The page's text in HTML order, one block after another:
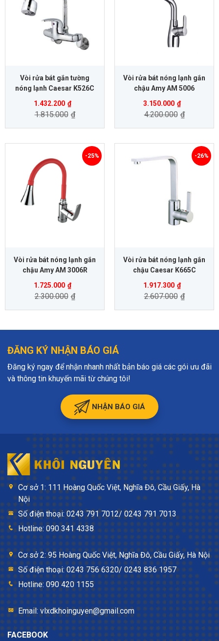
Vòi rửa bát gắn tường
nóng lạnh Caesar K526C
1.432.200 ₫
1.815.000 ₫
Vòi rửa bát nóng lạnh gắn
chậu Amy AM 5006
3.150.000 ₫
4.200.000 ₫
Vòi rửa bát nóng lạnh gắn
chậu Amy AM 3006R
1.725.000 ₫
2.300.000 ₫
-25%
Vòi rửa bát nóng lạnh gắn
chậu Caesar K665C
1.917.300 ₫
2.607.000 ₫
-26%
ĐĂNG KÝ NHẬN BÁO GIÁ
Đăng ký ngay để nhận nhanh nhất bản báo giá các gói ưu đãi
và thông tin khuyến mãi từ chúng tôi!
NHẬN BÁO GIÁ
Cơ sở 1: 111 Hoàng Quốc Việt, Nghĩa Đô, Cầu Giấy, Hà
Nội
Số điện thoại: 0243 791 7012/ 0243 791 7013
Hotline: 090 341 4338
Cơ sở 2: 95 Hoàng Quốc Việt, Nghĩa Đô, Cầu Giấy, Hà Nội
Số điện thoại: 0243 756 6320/ 0243 836 1957
Hotline: 090 420 1155
Email: vlxdkhoinguyen@gmail.com
FACEBOOK